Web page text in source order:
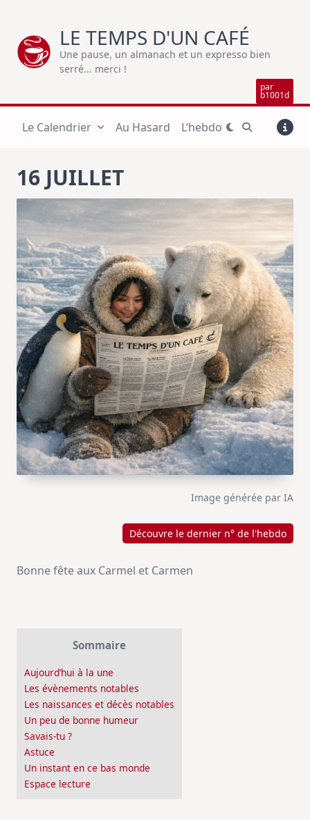
content
LE TEMPS D'UN CAFÉ
Une pause, un almanach et un expresso bien
serré... merci !
par
b1001d
Le Calendrier Au Hasard L’hebdo
16 JUILLET
Image générée par IA
Découvre le dernier n° de l'hebdo
Bonne fête aux Carmel et Carmen
Sommaire
Aujourd’hui à la une
Les évènements notables
Les naissances et décès notables
Un peu de bonne humeur
Savais-tu ?
Astuce
Un instant en ce bas monde
Espace lecture